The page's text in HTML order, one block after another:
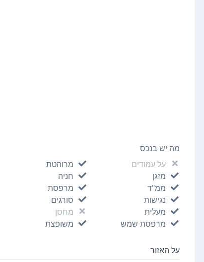
מה יש בנכס
על עמודים
מרוהטת
מזגן
חניה
ממ"ד
מרפסת
נגישות
סורגים
מעלית
מחסן
מרפסת שמש
משופצת
על האזור